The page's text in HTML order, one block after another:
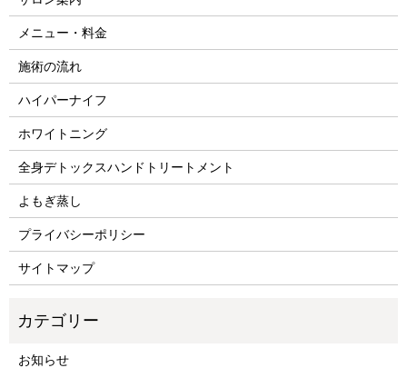
メニュー・料金
施術の流れ
ハイパーナイフ
ホワイトニング
全身デトックスハンドトリートメント
よもぎ蒸し
プライバシーポリシー
サイトマップ
お知らせ